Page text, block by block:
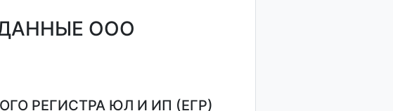
ООО
РЕГИСТРА ЮЛ И ИП (ЕГР)